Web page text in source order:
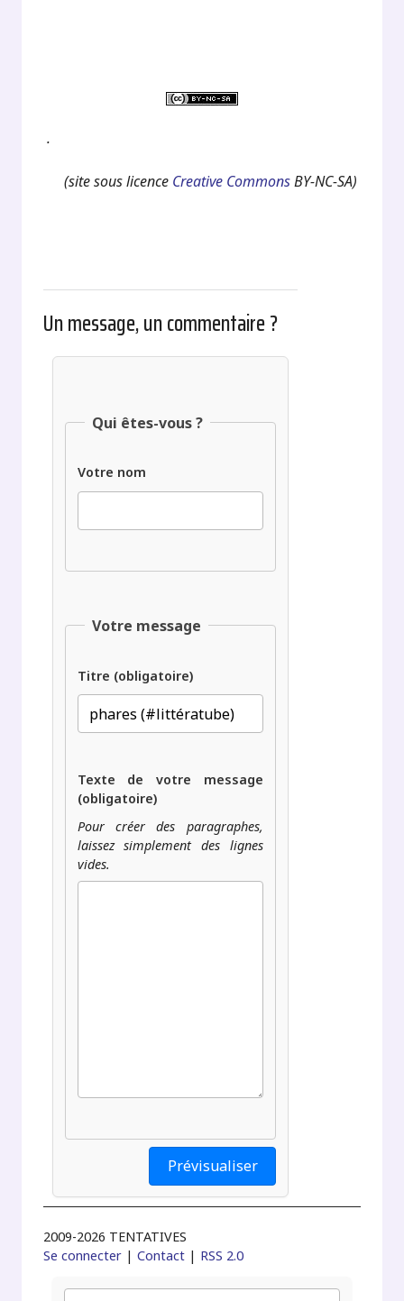
.
(site sous licence Creative CommonsBY-NC-SA)
Un message, un commentaire ?
Qui êtes-vous ?
Votre nom
Votre message
Titre (obligatoire)
Texte de votre message
(obligatoire)
Pour créer des paragraphes,
laissez simplement des lignes
vides.
2009-2026 TENTATIVES
Se connecter |Contact | RSS 2.0